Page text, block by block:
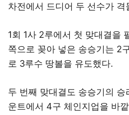
차전에서 드디어 두 선수가 격
1회 1사 2루에서 첫 맞대결을
쪽으로 꽂아 넣은 송승기는 2
로 3루수 땅볼을 유도했다.
두 번째 맞대결도 송승기의
운트에서 4구 체인지업을 바